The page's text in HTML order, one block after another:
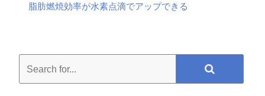
脂肪燃焼効率が水素点滴でアップできる